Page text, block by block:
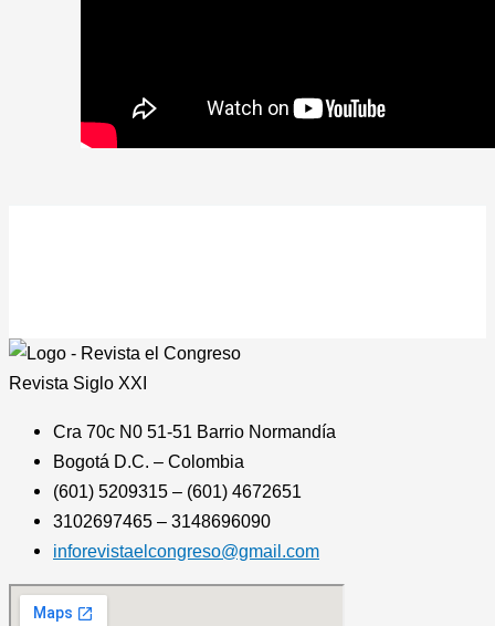
Revista Siglo XXI
Cra 70c N0 51-51 Barrio Normandía
Bogotá D.C. – Colombia
(601) 5209315 – (601) 4672651
3102697465 – 3148696090
inforevistaelcongreso@gmail.com